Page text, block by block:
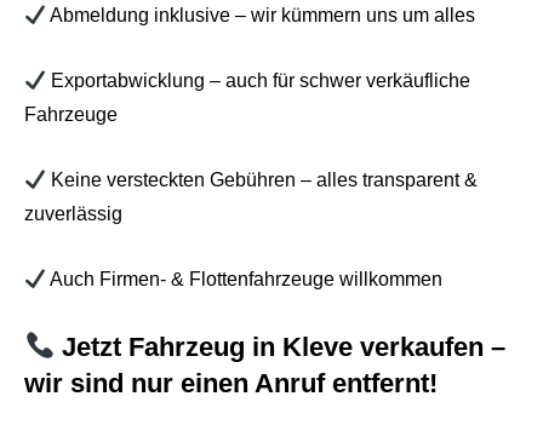
Abmeldung inklusive – wir kümmern uns um alles
Exportabwicklung – auch für schwer verkäufliche
Fahrzeuge
Keine versteckten Gebühren – alles transparent &
zuverlässig
Auch Firmen- & Flottenfahrzeuge willkommen
Jetzt Fahrzeug in Kleve verkaufen –
wir sind nur einen Anruf entfernt!